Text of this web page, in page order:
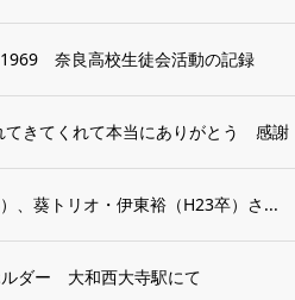
奈良高校生徒会活動の記録
てきてくれて本当にありがとう 感謝
、葵トリオ・伊東裕（H23卒）さ...
ルダー 大和西大寺駅にて